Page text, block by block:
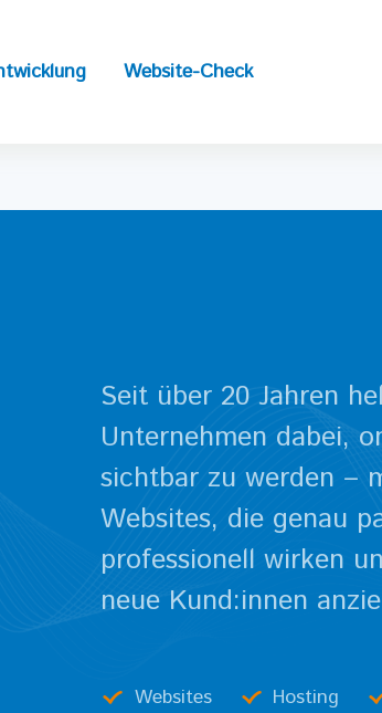
Website-Check
Seit über 20 Jahren
Unternehmen dabei,
sichtbar zu werden –
Websites, die genau
professionell wirken
neue Kund:innen
Websites Hosting